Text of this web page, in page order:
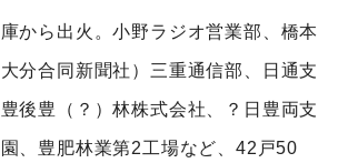
から出火。小野ラジオ営業部、橋本
分合同新聞社）三重通信部、日通支
後豊（？）林株式会社、？日豊両支
、豊肥林業第2工場など、42戸50